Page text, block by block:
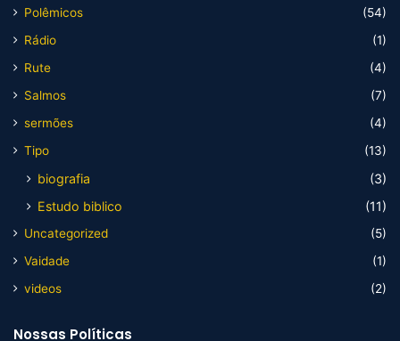
Polêmicos
(54)
Rádio
(1)
Rute
(4)
Salmos
(7)
sermões
(4)
Tipo
(13)
biografia
(3)
Estudo biblico
(11)
Uncategorized
(5)
Vaidade
(1)
videos
(2)
Nossas Políticas